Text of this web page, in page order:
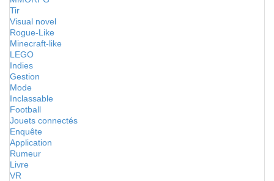
Tir
Visual novel
Rogue-Like
Minecraft-like
LEGO
Indies
Gestion
Mode
Inclassable
Football
Jouets connectés
Enquête
Application
Rumeur
Livre
VR